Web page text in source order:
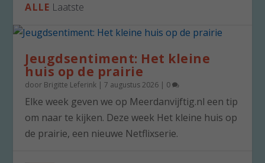
ALLE Laatste
Jeugdsentiment: Het kleine
huis op de prairie
door Brigitte Leferink |7 augustus 2026 | 0
Elke week geven we op Meerdanvijftig.nl een tip
om naar te kijken. Deze week Het kleine huis op
de prairie, een nieuwe Netflixserie.